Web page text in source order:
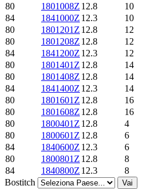
80
1801008Z 12.8 10
84
1841000Z 12.3 10
80
1801201Z 12.8 12
80
1801208Z 12.8 12
84
1841200Z 12.3 12
80
1801401Z 12.8 14
80
1801408Z 12.8 14
84
1841400Z 12.3 14
80
1801601Z 12.8 16
80
1801608Z 12.8 16
80
1800401Z 12.8 4
80
1800601Z 12.8 6
84
1840600Z 12.3 6
80
1800801Z 12.8 8
84
1840800Z 12.3 8
Bostitch
Vai